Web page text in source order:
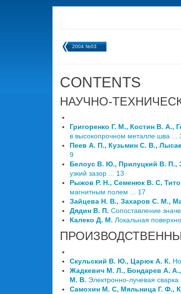
2004 №03
CONTENTS
НАУЧНО-
Григоренко Г. М., Костин В. А.,
в высокопрочном металле шва ...
Пеев А. П., Кузьмин С. В.,
9
Белоус В. Ю., Прилуцкий В. П.,
узкий зазор ... 13
Рыжов Р. Н., Семенюк В. С,
магнитным полем ... 17
Зайцева Н. В., Захаров С. М.,
Дядин В. П. Сопоставление
Калеко Д. М. Локальная
Скульский В. Ю., Царюк А. К.
Жадкевич М. Л., Бондарев А.
М. В. Электронно-лучевая
Самохин М. С, Мяльница Г. Ф.,